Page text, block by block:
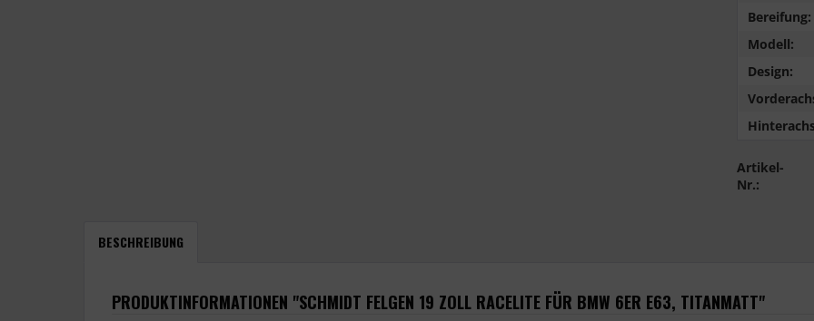
Bereifung:
Modell:
Design:
Artikel-
Nr.:
BESCHREIBUNG
PRODUKTINFORMATIONEN "SCHMIDT FELGEN 19 ZOLL RACELITE FÜR BMW 6ER E63, TITANMATT"